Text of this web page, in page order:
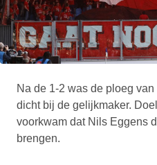
Na de 1-2 was de ploeg
dicht bij de gelijkmaker.
voorkwam dat Nils Eggens
brengen.